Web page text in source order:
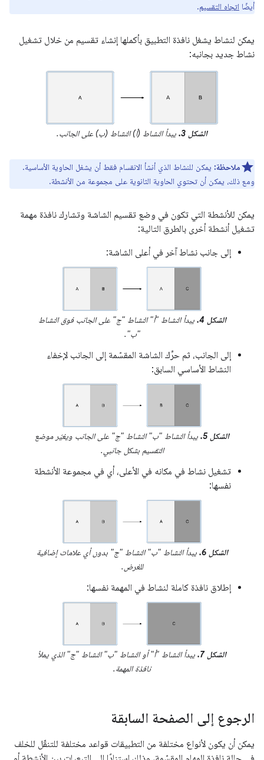
أيضًا اتجاه التقسيم.
يمكن لنشاط يشغل نافذة التطبيق بأكملها إنشاء تقسيم من خلال تشغيل
نشاط جديد بجانبه:
الشكل 3. يبدأ النشاط (أ) النشاط (ب) على الجانب.
ملاحظة: يمكن للنشاط الذي أنشأ الانقسام فقط أن يشغل الحاوية الأساسية.
ومع ذلك، يمكن أن تحتوي الحاوية الثانوية على مجموعة من الأنشطة.
يمكن للأنشطة التي تكون في وضع تقسيم الشاشة وتشارك نافذة مهمة
تشغيل أنشطة أخرى بالطرق التالية:
إلى جانب نشاط آخر في أعلى الشاشة:
الشكل 4.
يبدأ النشاط "أ" النشاط "ج" على الجانب فوق النشاط
"ب".
إلى الجانب، ثم حرِّك الشاشة المقسّمة إلى الجانب لإخفاء
النشاط الأساسي السابق:
الشكل 5.
يبدأ النشاط "ب" النشاط "ج" على الجانب ويغيّر موضع
التقسيم بشكل جانبي.
تشغيل نشاط في مكانه في الأعلى، أي في مجموعة الأنشطة
نفسها:
الشكل 6.
يبدأ النشاط "ب" النشاط "ج" بدون أي علامات إضافية
للغرض.
إطلاق نافذة كاملة لنشاط في المهمة نفسها:
الشكل 7.
يبدأ النشاط "أ" أو النشاط "ب" النشاط "ج" الذي يملأ
نافذة المهمة.
الرجوع إلى الصفحة السابقة
يمكن أن يكون لأنواع مختلفة من التطبيقات قواعد مختلفة للتنقّل للخلف